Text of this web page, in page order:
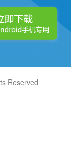
Reserved